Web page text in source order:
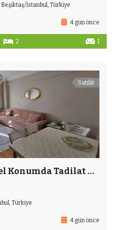
Beşiktaş/İstanbul, Türkiye
4 gün önce
2 1
Satılık
Ortakö’De Mükemmel Konumda Tadilat Yapılmış 2+1
Türkiye
4 gün önce